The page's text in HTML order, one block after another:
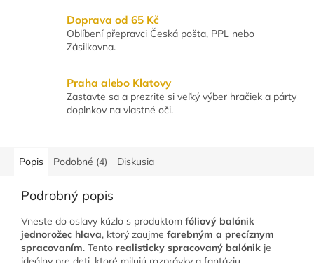
Doprava od 65 Kč
Oblíbení přepravci Česká pošta, PPL nebo
Zásilkovna.
Praha alebo Klatovy
Zastavte sa a prezrite si veľký výber hračiek a párty
doplnkov na vlastné oči.
Popis Podobné (4) Diskusia
Podrobný popis
Vneste do oslavy kúzlo s produktom fóliový balónik
jednorožec hlava, ktorý zaujme farebným a precíznym
spracovaním. Tento realisticky spracovaný balónik je